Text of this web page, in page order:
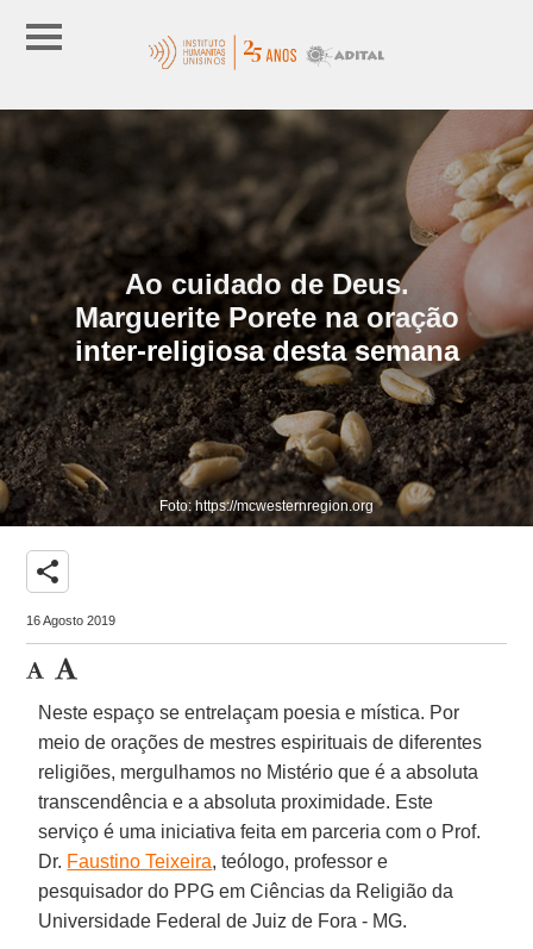
Ao cuidado de Deus.
Marguerite Porete na oração
inter-religiosa desta semana
Foto: https://mcwesternregion.org
share
16 Agosto 2019
Neste espaço se entrelaçam poesia e mística. Por
meio de orações de mestres espirituais de diferentes
religiões, mergulhamos no Mistério que é a absoluta
transcendência e a absoluta proximidade. Este
serviço é uma iniciativa feita em parceria com o Prof.
Dr. Faustino Teixeira, teólogo, professor e
pesquisador do PPG em Ciências da Religião da
Universidade Federal de Juiz de Fora - MG.